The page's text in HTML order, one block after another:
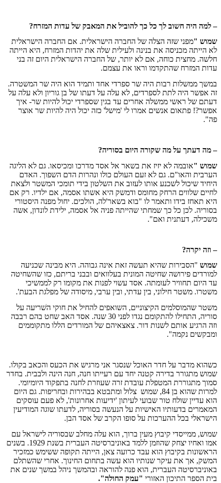
– למה היה חשוב לך כל כך להוביל את המאבק של עדות המזרח?
שמוש "מפני שזה הצלה של החברה הישראלית. אם החברה הישראלית
לא הייתה מכניסה את בנינה ולעילית שלה את יהדות המזרח, היא הייתה
חלשה. מחצית כוחה, אם לא יותר, של החברה הישראלית היום זה בני
עדות המזרח שהתקדמו וראו את עצמם.
במשך ממשלות רבות היה שר ספרדי אחד ותמיד הוא היה שר המשטרה.
זה אפשר היה לתת לספרדים, לא עלה על דעתו של בן גוריון ולא עלה על
דעתם של ראשי ממשלה אחרים עד בגין שספרדי יכול להיות שר- איך
אפשר?! פתאום אנשים אמרו לי 'מישל' כזה יכול היה להיות שר אוצר
פה".
– מה דעתך על מה שקורה היום בסוריה?
שמוש "אובמה לא יזיז את בשאר אל אסד מדרכו ומכיסאו. גם לא הליגה
הערבית והאו"ם. גם לא זעם העולם כולו ונהרות הדם השפוך. האדם
היחיד שיכול לשכנע אותו לעזוב את השלטון בידי תומכי המשטר ולצאת
לחיים שלווים הרחק מחומס ודמשק היא אשתו אסמה, אם ילדיו. רק אם
היא תאחז בידו ותאמר לו "בוא בשאר'לה, הולכים. יחול מפנה היסטורי
בסוריה. לכן כל כך שמחתי שהייתה פניה אל אסמה, ילידת לונדון, אשה
משכילה, דעתנית ואם".
– וזה יקרה?
שמוש "הסבירות שהיא תעשה זאת אינה גבוהה. היא מבינה שכניעה
למורדים פירושה שחיטה המונית בעלוואים ובבני בריתם, כזו שהשחיטה
עד היום תחוויר לעומתה. אסד עשוי לפנות את מקומו רק לממשיכי
משטרו. משטר חילוני, בין עדתי, ובין ערבי, מיסודה של מפלגת הבעת'.
משטר שהמוסלמים הקיצוניים, השואפים להחיל את חוקי השׁריעה על
סוריה, התחילו להתקומם נגדו לפני 30 שנה. אסד האב שחט בהם רבבה
וזה הרגיע אותם לשנות דור. צאצאיהם של המורדים הללו מתקוממים
ומבקשים נקמה".
כשהוא מדבר על חדר האוכל שנסגר אני מרגיש את הכעס והכאב בקולו.
שמוש מתגורר בדירה קטנה יחד עם רעייתו חנה, חנה הינה ולבבית. בחדר
סמוך מתגוררת המטפלת עובדת זרה שעוזרת לחנה בתפקוד היומיומי.
למרות שהוא בן 84, שמוש
צלול ומתבטא בבהירות ובחריפות. גם היום
הוא עדיין שולח טור שבועי לעיתון 'ידיעות אחרונות', לא פעם עוסקים
המאמרים בדעותיו האישיות על הנעשה בסוריה, לדעתו שוגה המודיעין
הישראלי בכל ההערכות על סופו הקרב של אסד הבן.
שמוש, ממייסדי קיבוץ מעין ברוך, הוא עלה מחלב שבסוריה לישראל עם
אמו ואחיו יצחק שהוזמן ללמד באוניברסיטה העברית בשנת 1929. בשנים
הראשונות בקיבוץ הוא עבד כרועה צאן, הייתה תקופה ששימש כמזכיר
המשק, אך את עיקר שנותיו הוא עשה בתחום החינוך. אחרי שהשתלם
באוניברסיטה העברית, הוא פנה להוראה ובהמשך ניהל במשך שנים את
בית הספר התיכון האזורי "עמק החולה".